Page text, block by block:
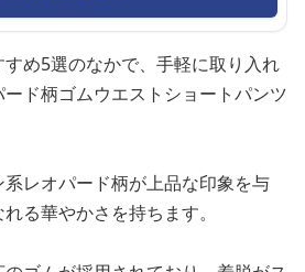
め5選のなかで、手軽に取り入れ
ド柄ゴムウエストショートパンツ
レオパード柄が上品な印象を与
る華やかさを持ちます。